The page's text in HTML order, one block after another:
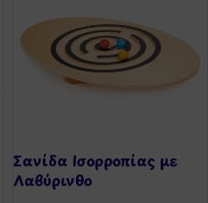
Σανίδα Ισορροπίας με
Λαβύρινθο